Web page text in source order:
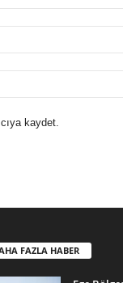
kaydet.
FAZLA HABER